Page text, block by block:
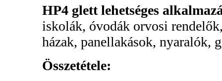
HP4 glett lehetséges
iskolák, óvodák orvosi
házak, panellakások, nyaralók,
Összetétele: